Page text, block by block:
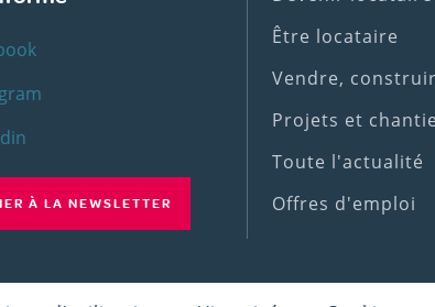
À LA NEWSLETTER
(1st
menu)
Être locataire
Vendre,
Projets et
Toute l'actualité
Offres d'emploi